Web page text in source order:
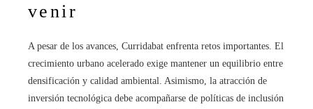
venir
A pesar de los avances, Curridabat enfrenta retos importantes. El
crecimiento urbano acelerado exige mantener un equilibrio entre
densificación y calidad ambiental. Asimismo, la atracción de
inversión tecnológica debe acompañarse de políticas de inclusión